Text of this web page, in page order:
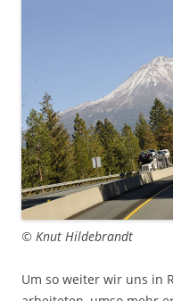
© Knut Hildebrandt
Um so weiter wir uns in